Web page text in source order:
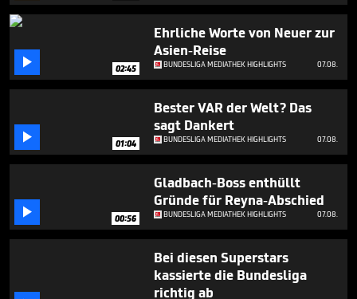
 02:45
Ehrliche Worte von Neuer zur
Asien-Reise
BUNDESLIGA MEDIATHEK HIGHLIGHTS 07.08.
 01:04
Bester VAR der Welt? Das
sagt Dankert
BUNDESLIGA MEDIATHEK HIGHLIGHTS 07.08.
 00:56
Gladbach-Boss enthüllt
Gründe für Reyna-Abschied
BUNDESLIGA MEDIATHEK HIGHLIGHTS 07.08.
Bei diesen Superstars
kassierte die Bundesliga
richtig ab